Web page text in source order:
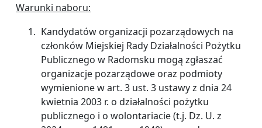
Warunki naboru:
Kandydatów organizacji pozarządowych na
członków Miejskiej Rady Działalności Pożytku
Publicznego w Radomsku mogą zgłaszać
organizacje pozarządowe oraz podmioty
wymienione w art. 3 ust. 3 ustawy z dnia 24
kwietnia 2003 r. o działalności pożytku
publicznego i o wolontariacie (t.j. Dz. U. z